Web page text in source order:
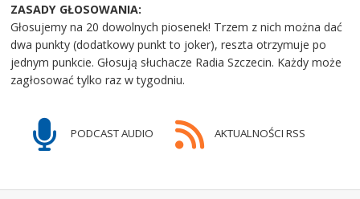
ZASADY GŁOSOWANIA:
Głosujemy na 20 dowolnych piosenek! Trzem z nich można dać
dwa punkty (dodatkowy punkt to joker), reszta otrzymuje po
jednym punkcie. Głosują słuchacze Radia Szczecin. Każdy może
zagłosować tylko raz w tygodniu.
PODCAST AUDIO AKTUALNOŚCI RSS